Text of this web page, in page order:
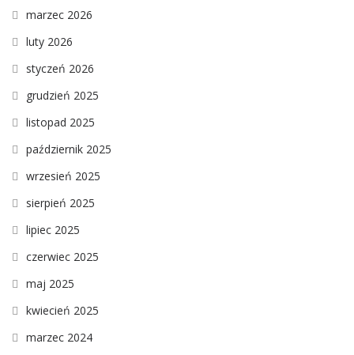
marzec 2026
luty 2026
styczeń 2026
grudzień 2025
listopad 2025
październik 2025
wrzesień 2025
sierpień 2025
lipiec 2025
czerwiec 2025
maj 2025
kwiecień 2025
marzec 2024